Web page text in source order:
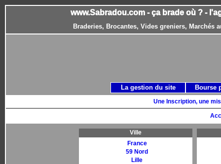
www.Sabradou.com - ça brade où ? -
Braderies, Brocantes, Vides greniers, Marchés
Une Inscription, une
Ville
France
59 Nord
Lille
La gestion du site Bourse